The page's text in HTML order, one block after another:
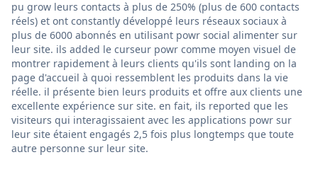
pu grow leurs contacts à plus de 250% (plus de 600 contacts
réels) et ont constantly développé leurs réseaux sociaux à
plus de 6000 abonnés en utilisant powr social alimenter sur
leur site. ils added le curseur powr comme moyen visuel de
montrer rapidement à leurs clients qu'ils sont landing on la
page d'accueil à quoi ressemblent les produits dans la vie
réelle. il présente bien leurs produits et offre aux clients une
excellente expérience sur site. en fait, ils reported que les
visiteurs qui interagissaient avec les applications powr sur
leur site étaient engagés 2,5 fois plus longtemps que toute
autre personne sur leur site.